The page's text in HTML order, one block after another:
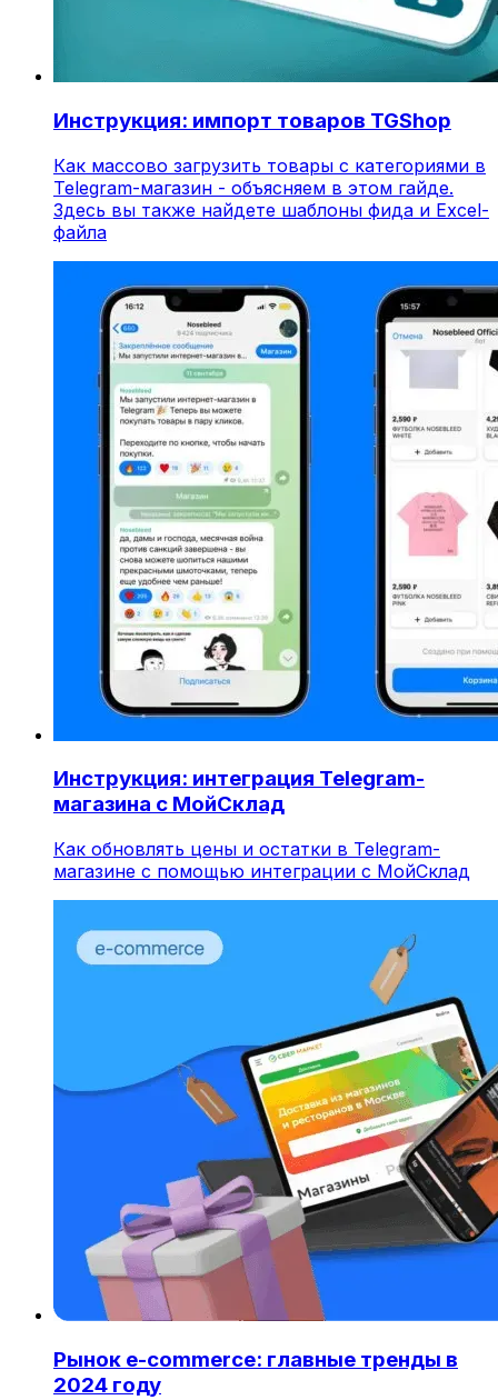
Инструкция: импорт товаров TGShop
Как массово загрузить товары с категориями в
Telegram-магазин - объясняем в этом гайде.
Здесь вы также найдете шаблоны фида и Excel-
файла
Инструкция: интеграция Telegram-
магазина с МойСклад
Как обновлять цены и остатки в Telegram-
магазине с помощью интеграции с МойСклад
Рынок e-commerce: главные тренды в
2024 году